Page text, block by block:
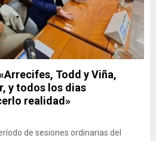
Todd y Viña,
y todos los dias
realidad»
de sesiones ordinarias del